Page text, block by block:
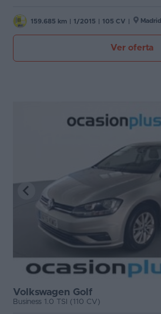
159.685 km 1/2015 105 CV Madrid
Ver oferta
Volkswagen Golf
Business 1.0 TSI (110 CV)